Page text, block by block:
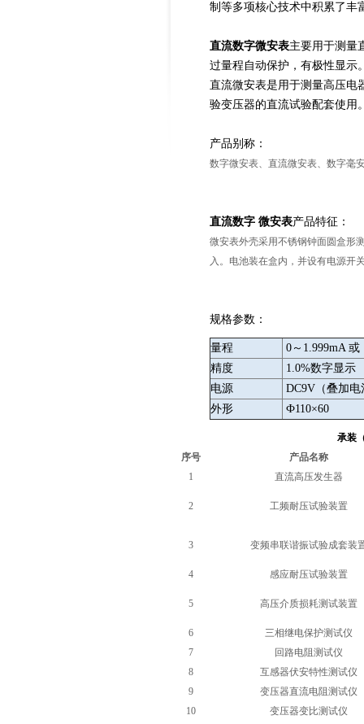
制等多项核心技术中积累了丰
直流数字微安表主要用于测量
过量程自动保护，有极性显示
直流微安表是用于测量高压电
验变压器的直流试验配套使用
产品别称：
数字微安表、直流微安表、数字毫
直流数字 微安表产品特征：
微安表外壳采用不锈钢钟面圆盒形
入。电池装在盒内，并设有电源开
规格参数：
量程
0～1.999mA
精度
1.0%数字显示
电源
DC9V（叠加电
外形
Ф110×60
承装
序号
产品名称
1
直流高压发生器
2 工频耐压试验装置
3 变频串联谐振试验成套装
4 感应耐压试验装置
5 高压介质损耗测试装置
6
三相继电保护测试仪
7
回路电阻测试仪
8
互感器伏安特性测试仪
9
变压器直流电阻测试仪
10
变压器变比测试仪